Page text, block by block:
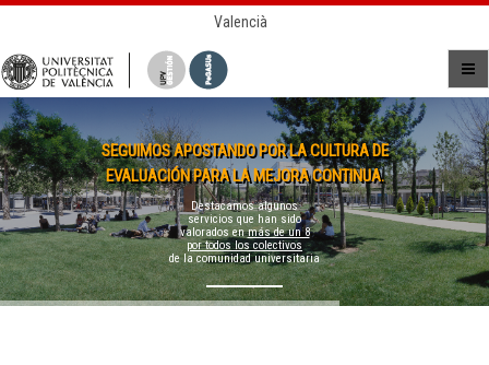
Valencià
SEGUIMOS APOSTANDO POR LA CULTURA DE
EVALUACIÓN PARA LA MEJORA CONTINUA.
Destacamos algunos
servicios que han sido
valorados enmás de un 8
por todos los colectivos
de la comunidad universitaria